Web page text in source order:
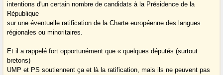
intentions d'un certain nombre de candidats à la Présidence de la
République
sur une éventuelle ratification de la Charte européenne des langues
régionales ou minoritaires.
Et il a rappelé fort opportunément que « quelques députés (surtout
bretons)
UMP et PS soutiennent ça et là la ratification, mais ils ne peuvent pas